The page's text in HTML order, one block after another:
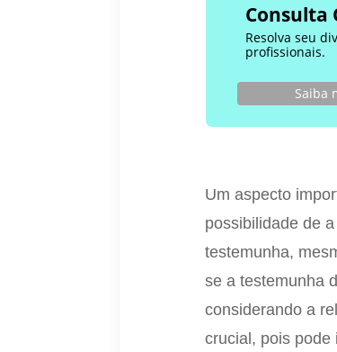
Consulta
Resolva seu
profissionais.
Saiba
Um aspecto
possibilidade de
testemunha,
se a testemunha
considerando a
crucial, pois pode